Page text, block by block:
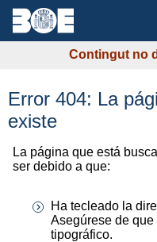
Contingut no
Error 404: La
existe
La página que está
ser debido a que:
Ha tecleado la
Asegúrese de
tipográfico.